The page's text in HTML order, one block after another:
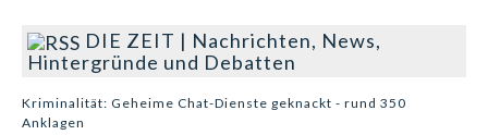
DIE ZEIT | Nachrichten, News,
Hintergründe und Debatten
Kriminalität: Geheime Chat-Dienste geknackt - rund 350
Anklagen